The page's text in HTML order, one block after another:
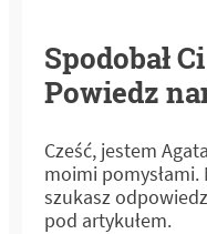
Spodobał
Powiedz
Cześć, jestem
moimi
szukasz
pod artykułem.